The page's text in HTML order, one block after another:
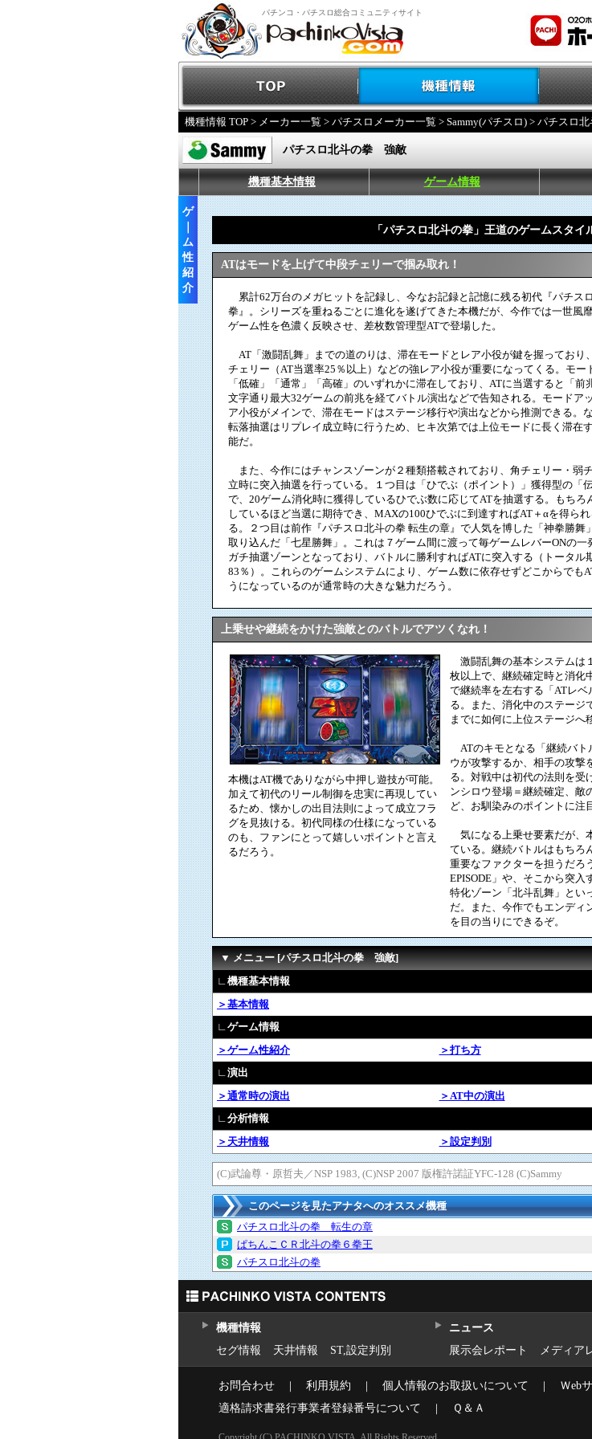
パチンコ・パチスロ総合コミュニティサイト
機種情報 TOP > メーカー一覧 > パチスロメーカー一覧 > Sammy(パチスロ) > パチスロ
パチスロ北斗の拳 強敵
機種基本情報 ゲーム情報
ゲ
ム
性
紹
介
「パチスロ北斗の拳」王道のゲームスタイ
ATはモードを上げて中段チェリーで掴み取れ！
累計62万台のメガヒットを記録し、今なお記録と記憶に残る初代『パチス
拳』。シリーズを重ねるごとに進化を遂げてきた本機だが、今作では一世風
ゲーム性を色濃く反映させ、差枚数管理型ATで登場した。
AT「激闘乱舞」までの道のりは、滞在モードとレア小役が鍵を握っており
チェリー（AT当選率25％以上）などの強レア小役が重要になってくる。モー
「低確」「通常」「高確」のいずれかに滞在しており、ATに当選すると「前
文字通り最大32ゲームの前兆を経てバトル演出などで告知される。モードア
ア小役がメインで、滞在モードはステージ移行や演出などから推測できる。
転落抽選はリプレイ成立時に行うため、ヒキ次第では上位モードに長く滞在
能だ。
また、今作にはチャンスゾーンが２種類搭載されており、角チェリー・弱
立時に突入抽選を行っている。１つ目は「ひでぶ（ポイント）」獲得型の「伝
で、20ゲーム消化時に獲得しているひでぶ数に応じてATを抽選する。もちろ
しているほど当選に期待でき、MAXの100ひでぶに到達すればAT＋αを得ら
る。２つ目は前作『パチスロ北斗の拳 転生の章』で人気を博した「神拳勝舞
取り込んだ「七星勝舞」。これは７ゲーム間に渡って毎ゲームレバーONの一
ガチ抽選ゾーンとなっており、バトルに勝利すればATに突入する（トータル
83％）。これらのゲームシステムにより、ゲーム数に依存せずどこからでも
うになっているのが通常時の大きな魅力だろう。
上乗せや継続をかけた強敵とのバトルでアツくなれ！
本機はAT機でありながら中押し遊技が可能。
加えて初代のリール制御を忠実に再現してい
るため、懐かしの出目法則によって成立フラ
グを見抜ける。初代同様の仕様になっている
のも、ファンにとって嬉しいポイントと言え
るだろう。
激闘乱舞の基本システムは
枚以上で、継続確定時と消化
で継続率を左右する「ATレ
る。また、消化中のステージ
までに如何に上位ステージへ
ATのキモとなる「継続バト
ウが攻撃するか、相手の攻撃
る。対戦中は初代の法則を受
ンシロウ登場＝継続確定、敵
ど、お馴染みのポイントに注
気になる上乗せ要素だが、
ている。継続バトルはもちろ
重要なファクターを担うだろ
EPISODE」や、そこから突
特化ゾーン「北斗乱舞」とい
だ。また、今作でもエンディ
を目の当りにできるぞ。
▼ メニュー [パチスロ北斗の拳 強敵]
∟機種基本情報
＞基本情報
∟ゲーム情報
＞ゲーム性紹介
＞打ち方
∟演出
＞通常時の演出
＞AT中の演出
∟分析情報
＞天井情報
＞設定判別
(C)武論尊・原哲夫／NSP 1983, (C)NSP 2007 版権許諾証YFC-128 (C)Sammy
このページを見たアナタへのオススメ機種
パチスロ北斗の拳 転生の章
ぱちんこＣＲ北斗の拳６拳王
パチスロ北斗の拳
機種情報
セグ情報
天井情報 ST,設定判別
ニュース
展示会レポート
メディア
お問合わせ ｜ 利用規約 ｜ 個人情報のお取扱いについて ｜ Ｗeb
適格請求書発行事業者登録番号について ｜ Ｑ＆Ａ